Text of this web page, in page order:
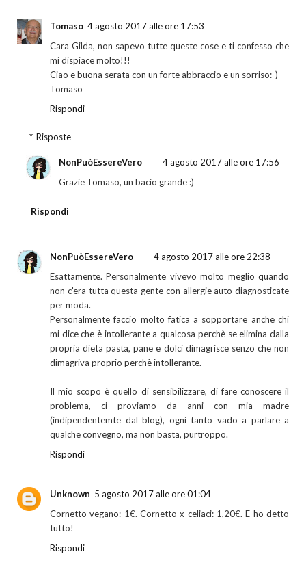
Tomaso 4 agosto 2017 alle ore 17:53
Cara Gilda, non sapevo tutte queste cose e ti confesso che
mi dispiace molto!!!
Ciao e buona serata con un forte abbraccio e un sorriso:-)
Tomaso
Rispondi
Risposte
NonPuòEssereVero
4 agosto 2017 alle ore 17:56
Grazie Tomaso, un bacio grande :)
Rispondi
NonPuòEssereVero
4 agosto 2017 alle ore 22:38
Esattamente. Personalmente vivevo molto meglio quando
non c'era tutta questa gente con allergie auto diagnosticate
per moda.
Personalmente faccio molto fatica a sopportare anche chi
mi dice che è intollerante a qualcosa perchè se elimina dalla
propria dieta pasta, pane e dolci dimagrisce senzo che non
dimagriva proprio perchè intollerante.
Il mio scopo è quello di sensibilizzare, di fare conoscere il
problema, ci proviamo da anni con mia madre
(indipendentemte dal blog), ogni tanto vado a parlare a
qualche convegno, ma non basta, purtroppo.
Rispondi
Unknown 5 agosto 2017 alle ore 01:04
Cornetto vegano: 1€. Cornetto x celiaci: 1,20€. E ho detto
tutto!
Rispondi